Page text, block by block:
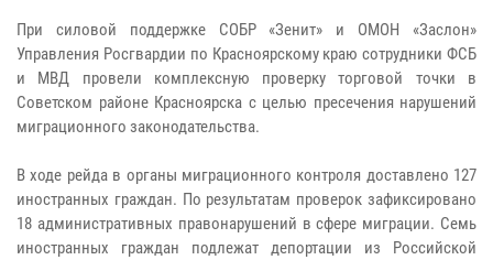
При силовой поддержке СОБР «Зенит» и ОМОН «Заслон»
Управления Росгвардии по Красноярскому краю сотрудники ФСБ
и МВД провели комплексную проверку торговой точки в
Советском районе Красноярска с целью пресечения нарушений
миграционного законодательства.
В ходе рейда в органы миграционного контроля доставлено 127
иностранных граждан. По результатам проверок зафиксировано
18 административных правонарушений в сфере миграции. Семь
иностранных граждан подлежат депортации из Российской